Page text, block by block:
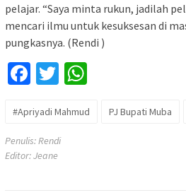
pelajar. “Saya minta rukun, jadilah
mencari ilmu untuk kesuksesan di
pungkasnya. (Rendi )
Facebook
Twitter
#Apriyadi Mahmud PJ Bupati Muba
Penulis: Rendi
Editor: Jeane